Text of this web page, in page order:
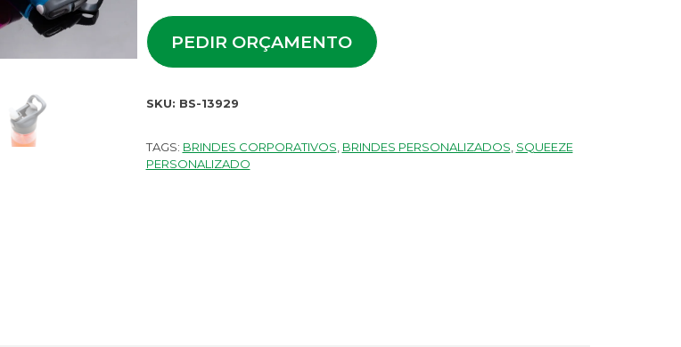
PEDIR ORÇAMENTO
SKU: BS-13929
TAGS: BRINDES CORPORATIVOS BRINDES PERSONALIZADOS SQUEEZE
PERSONALIZADO